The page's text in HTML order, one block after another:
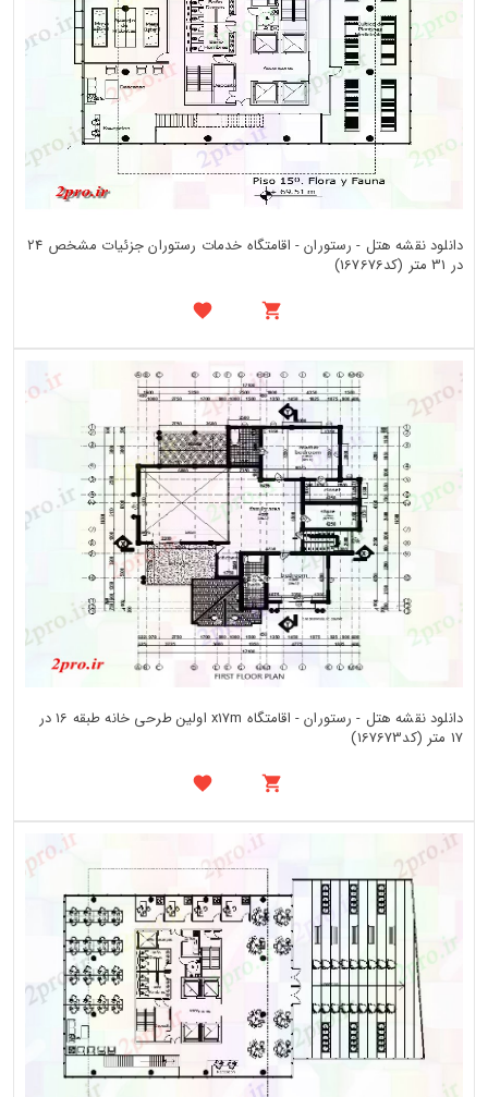
دانلود نقشه هتل - رستوران - اقامتگاه خدمات رستوران جزئیات مشخص 24
در 31 متر (کد167676)
دانلود نقشه هتل - رستوران - اقامتگاه x17m اولین طرحی خانه طبقه 16 در
17 متر (کد167673)